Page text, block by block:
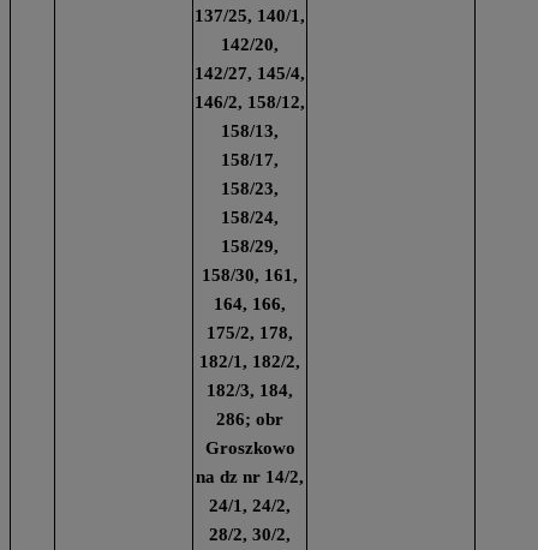
137/25, 140/1,
142/20,
142/27, 145/4,
146/2, 158/12,
158/13,
158/17,
158/23,
158/24,
158/29,
158/30, 161,
164, 166,
175/2, 178,
182/1, 182/2,
182/3, 184,
286; obr
Groszkowo
na dz nr 14/2,
24/1, 24/2,
28/2, 30/2,